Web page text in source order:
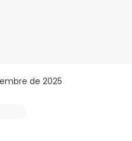
de 2025